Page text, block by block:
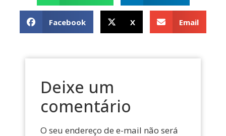
Facebook X Email
Deixe um
comentário
O seu endereço de e-mail não será